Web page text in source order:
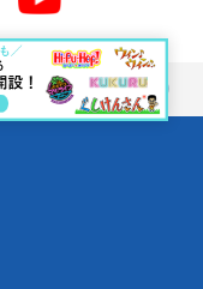
第2546回 三村踊り（